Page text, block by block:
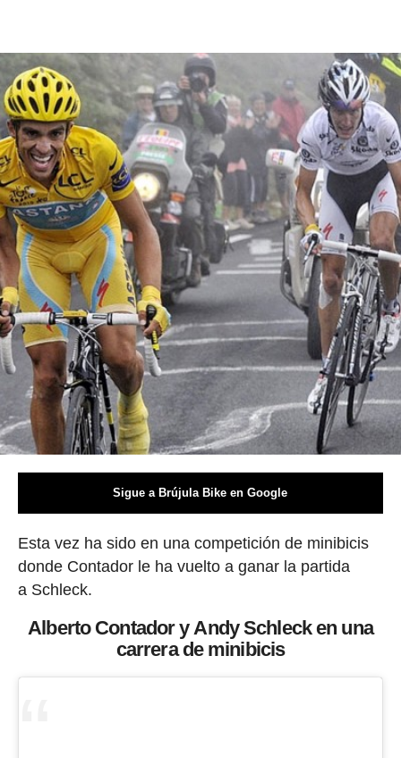
Sigue a Brújula Bike en Google
Esta vez ha sido en una competición de minibicis
donde Contador le ha vuelto a ganar la partida
a Schleck.
Alberto Contador y Andy Schleck en una
carrera de minibicis